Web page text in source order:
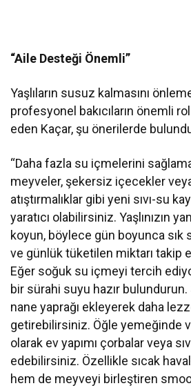
“Aile Desteği Önemli”
Yaşlıların susuz kalmasını
profesyonel bakıcıların önemli
eden Kaçar, şu önerilerde
“Daha fazla su içmelerini
meyveler, şekersiz içecekler
atıştırmalıklar gibi yeni sıvı-su
yaratıcı olabilirsiniz. Yaşlınızın
koyun, böylece gün boyunca sık
ve günlük tüketilen miktarı takip
Eğer soğuk su içmeyi tercih
bir sürahi suyu hazır
nane yaprağı ekleyerek daha
getirebilirsiniz. Öğle yemeğinde
olarak ev yapımı çorbalar veya
edebilirsiniz. Özellikle sıcak
hem de meyveyi birleştiren